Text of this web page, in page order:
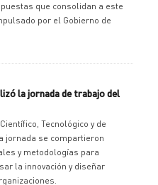
que consolidan a este
por el Gobierno de
la jornada de trabajo del
Tecnológico y de
jornada se compartieron
y metodologías para
la innovación y diseñar